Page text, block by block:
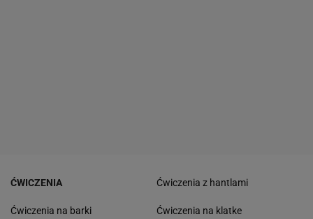
ĆWICZENIA
Ćwiczenia na barki
Ćwiczenia z hantlami
Ćwiczenia na klatke